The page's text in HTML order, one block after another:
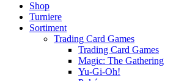
Shop
Turniere
Sortiment
Trading Card Games
Trading Card Games
Magic: The Gathering
Yu-Gi-Oh!